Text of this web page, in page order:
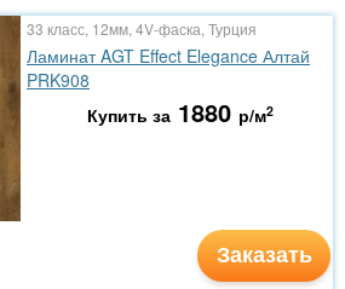
33 класс, 12мм, 4V-фаска, Турция
Ламинат AGT Effect Elegance Алтай
PRK908
Купить за 1880 р/м2
Заказать